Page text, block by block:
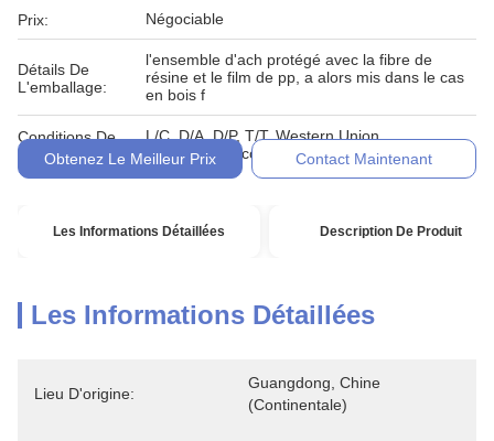
Prix: Négociable
Détails De
L'emballage:
l'ensemble d'ach protégé avec la fibre de
résine et le film de pp, a alors mis dans le cas
en bois f
Conditions De
Paiement:
L/C, D/A, D/P, T/T, Western Union,
MoneyGram, comptant, engagement
Obtenez Le Meilleur Prix Contact Maintenant
Les Informations Détaillées Description De Produit
Les Informations Détaillées
Lieu D'origine:
Guangdong, Chine
(continentale)